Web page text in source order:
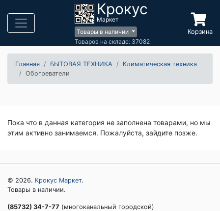
Крокус
Маркет
Товары в наличии
Товаров на складе: 37082
Корзина
Главная БЫТОВАЯ ТЕХНИКА
Климатическая техника
Обогреватели
Пока что в данная категория не заполнена товарами, но мы
этим активно занимаемся. Пожалуйста, зайдите позже.
© 2026. Крокус Маркет.
Товары в наличии.
(85732) 34-7-77 (многоканальный городской)